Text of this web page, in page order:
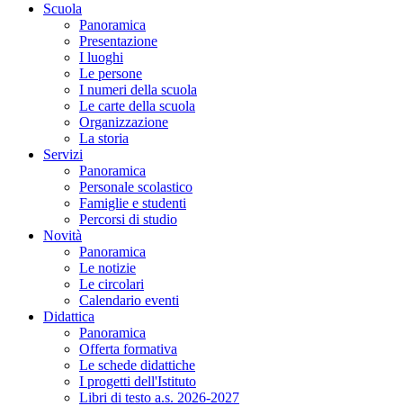
Scuola
Panoramica
Presentazione
I luoghi
Le persone
I numeri della scuola
Le carte della scuola
Organizzazione
La storia
Servizi
Panoramica
Personale scolastico
Famiglie e studenti
Percorsi di studio
Novità
Panoramica
Le notizie
Le circolari
Calendario eventi
Didattica
Panoramica
Offerta formativa
Le schede didattiche
I progetti dell'Istituto
Libri di testo a.s. 2026-2027